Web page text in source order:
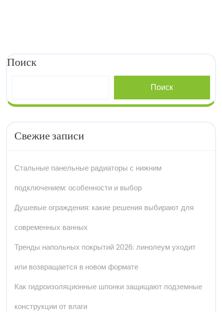
Поиск
Поиск
Свежие записи
Стальные панельные радиаторы с нижним
подключением: особенности и выбор
Душевые ограждения: какие решения выбирают для
современных ванных
Тренды напольных покрытий 2026: линолеум уходит
или возвращается в новом формате
Как гидроизоляционные шпонки защищают подземные
конструкции от влаги